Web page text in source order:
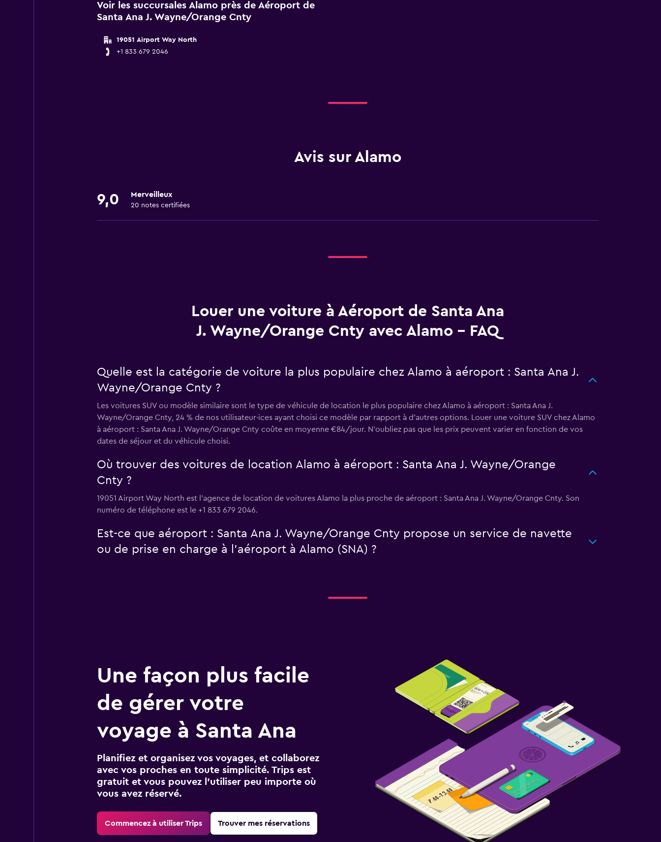
Voir les succursales Alamo près de Aéroport de
Santa Ana J. Wayne/Orange Cnty
19051 Airport Way North
+1 833 679 2046
Avis sur Alamo
9,0 Merveilleux
20 notes certifiées
Louer une voiture à Aéroport de Santa Ana
J. Wayne/Orange Cnty avec Alamo - FAQ
Quelle est la catégorie de voiture la plus populaire chez Alamo à aéroport : Santa Ana J.
Wayne/Orange Cnty ?
Les voitures SUV ou modèle similaire sont le type de véhicule de location le plus populaire chez Alamo à aéroport : Santa Ana J.
Wayne/Orange Cnty, 24 % de nos utilisateur·ices ayant choisi ce modèle par rapport à d’autres options. Louer une voiture SUV chez Alamo
à aéroport : Santa Ana J. Wayne/Orange Cnty coûte en moyenne €84/jour. N'oubliez pas que les prix peuvent varier en fonction de vos
dates de séjour et du véhicule choisi.
Où trouver des voitures de location Alamo à aéroport : Santa Ana J. Wayne/Orange
Cnty ?
19051 Airport Way North est l'agence de location de voitures Alamo la plus proche de aéroport : Santa Ana J. Wayne/Orange Cnty. Son
numéro de téléphone est le +1 833 679 2046.
Est-ce que aéroport : Santa Ana J. Wayne/Orange Cnty propose un service de navette
ou de prise en charge à l’aéroport à Alamo (SNA) ?
Une façon plus facile
de gérer votre
voyage à Santa Ana
Planifiez et organisez vos voyages, et collaborez
avec vos proches en toute simplicité. Trips est
gratuit et vous pouvez l’utiliser peu importe où
vous avez réservé.
Commencez à utiliser Trips Trouver mes réservations